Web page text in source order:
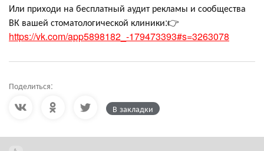
Или приходи на бесплатный аудит рекламы и сообщества
ВК вашей стоматологической клиники:👉
https://vk.com/app5898182_-179473393#s=3263078
Поделиться:
В закладки